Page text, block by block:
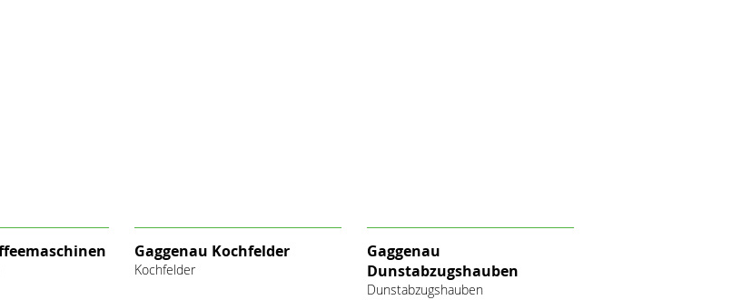
Gaggenau Kochfelder
Kochfelder
Gaggenau
Dunstabzugshauben
Dunstabzugshauben